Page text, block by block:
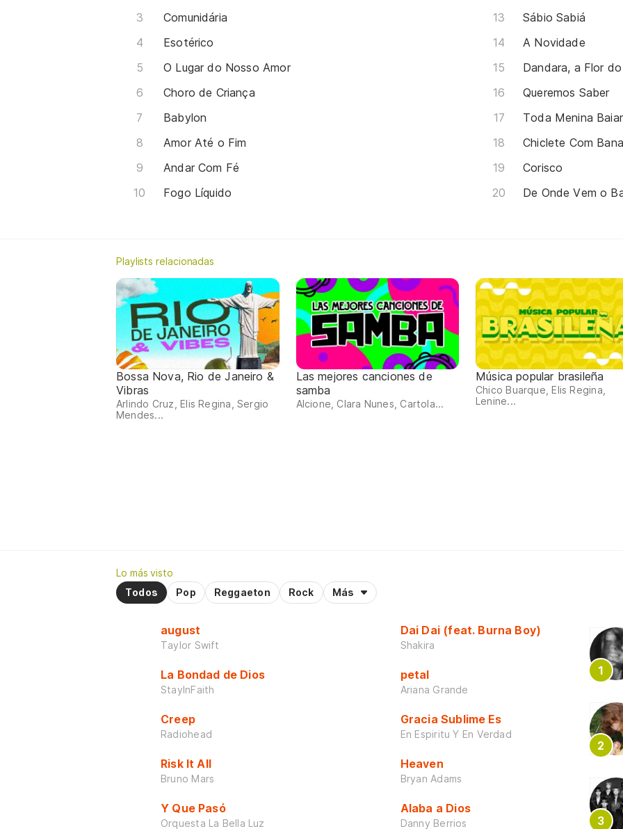
Comunidária
Esotérico
O Lugar do Nosso Amor
Choro de Criança
Babylon
Amor Até o Fim
Andar Com Fé
Fogo Líquido
Sábio Sabiá
A Novidade
Dandara, a Flor
Queremos Saber
Toda Menina
Chiclete Com
Corisco
De Onde Vem o
Playlists relacionadas
Bossa Nova, Rio de Janeiro &
Vibras
Arlindo Cruz, Elis Regina, Sergio
Mendes...
Las mejores canciones de
samba
Alcione, Clara Nunes, Cartola...
Música popular brasileña
Chico Buarque, Elis Regina,
Lenine...
Lo más visto
Todos
Pop Reggaeton Rock Más
august
Taylor Swift
La Bondad de Dios
StayInFaith
Creep
Radiohead
Risk It All
Bruno Mars
Y Que Pasó
Orquesta La Bella Luz
Dai Dai (feat. Burna Boy)
Shakira
petal
Ariana Grande
Gracia Sublime Es
En Espiritu Y En Verdad
Heaven
Bryan Adams
Alaba a Dios
Danny Berrios